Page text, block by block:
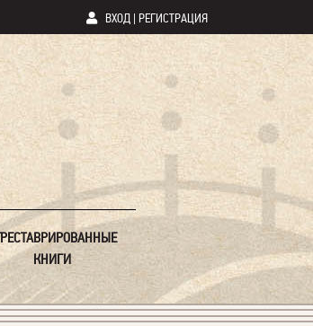
ВХОД РЕГИСТРАЦИЯ
КНИГИ